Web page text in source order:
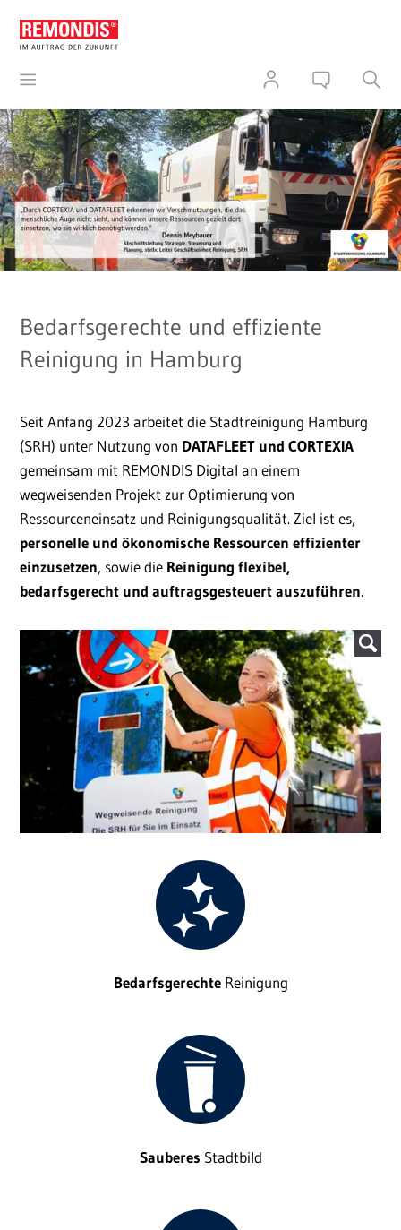
Bedarfsgerechte und effiziente
Reinigung in Hamburg
Seit Anfang 2023 arbeitet die Stadtreinigung Hamburg
(SRH) unter Nutzung von DATAFLEET und CORTEXIA
gemeinsam mit REMONDIS Digital an einem
wegweisenden Projekt zur Optimierung von
Ressourceneinsatz und Reinigungsqualität. Ziel ist es,
personelle und ökonomische Ressourcen effizienter
einzusetzen, sowie die Reinigung flexibel,
bedarfsgerecht und auftragsgesteuert auszuführen.
Bedarfsgerechte Reinigung
Sauberes Stadtbild